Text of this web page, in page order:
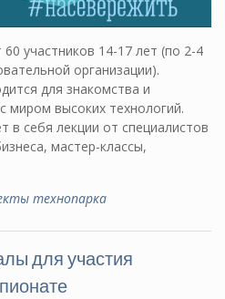
участников 14-17 лет (по 2-4
организации).
для знакомства и
миром высоких технологий.
себя лекции от специалистов
мастер-классы,
технопарка
для участия